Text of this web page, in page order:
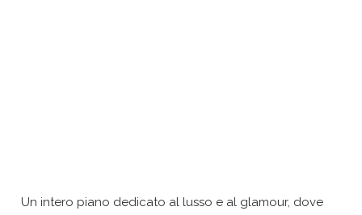
Un intero piano dedicato al lusso e al glamour, dove